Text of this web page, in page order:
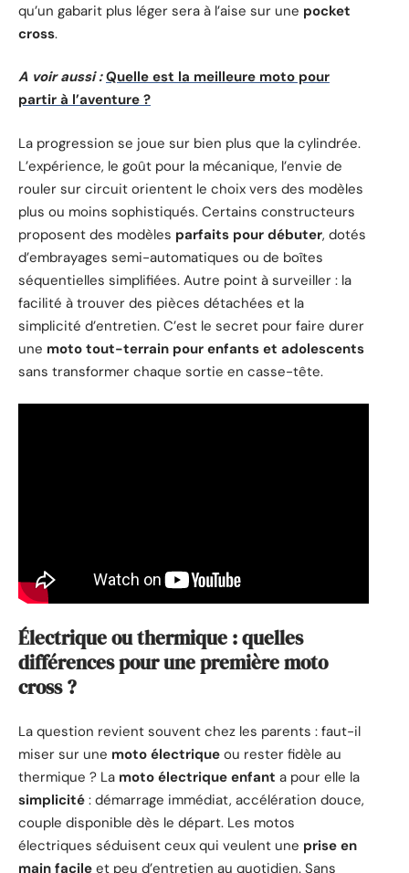
qu’un gabarit plus léger sera à l’aise sur une pocket
cross.
A voir aussi : Quelle est la meilleure moto pour
partir à l’aventure ?
La progression se joue sur bien plus que la cylindrée.
L’expérience, le goût pour la mécanique, l’envie de
rouler sur circuit orientent le choix vers des modèles
plus ou moins sophistiqués. Certains constructeurs
proposent des modèles parfaits pour débuter, dotés
d’embrayages semi-automatiques ou de boîtes
séquentielles simplifiées. Autre point à surveiller : la
facilité à trouver des pièces détachées et la
simplicité d’entretien. C’est le secret pour faire durer
une moto tout-terrain pour enfants et adolescents
sans transformer chaque sortie en casse-tête.
Électrique ou thermique : quelles
différences pour une première moto
cross ?
La question revient souvent chez les parents : faut-il
miser sur une moto électrique ou rester fidèle au
thermique ? La moto électrique enfant a pour elle la
simplicité : démarrage immédiat, accélération douce,
couple disponible dès le départ. Les motos
électriques séduisent ceux qui veulent une prise en
main facile et peu d’entretien au quotidien. Sans